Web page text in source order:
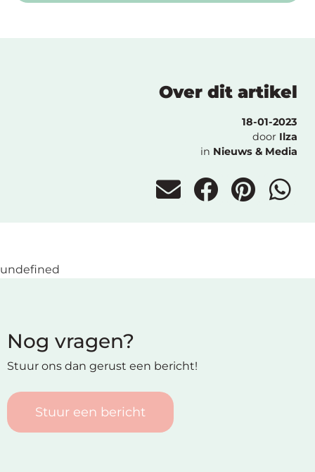
Over dit artikel
18-01-2023
door Ilza
in Nieuws & Media
undefined
Nog vragen?
Stuur ons dan gerust een bericht!
Stuur een bericht